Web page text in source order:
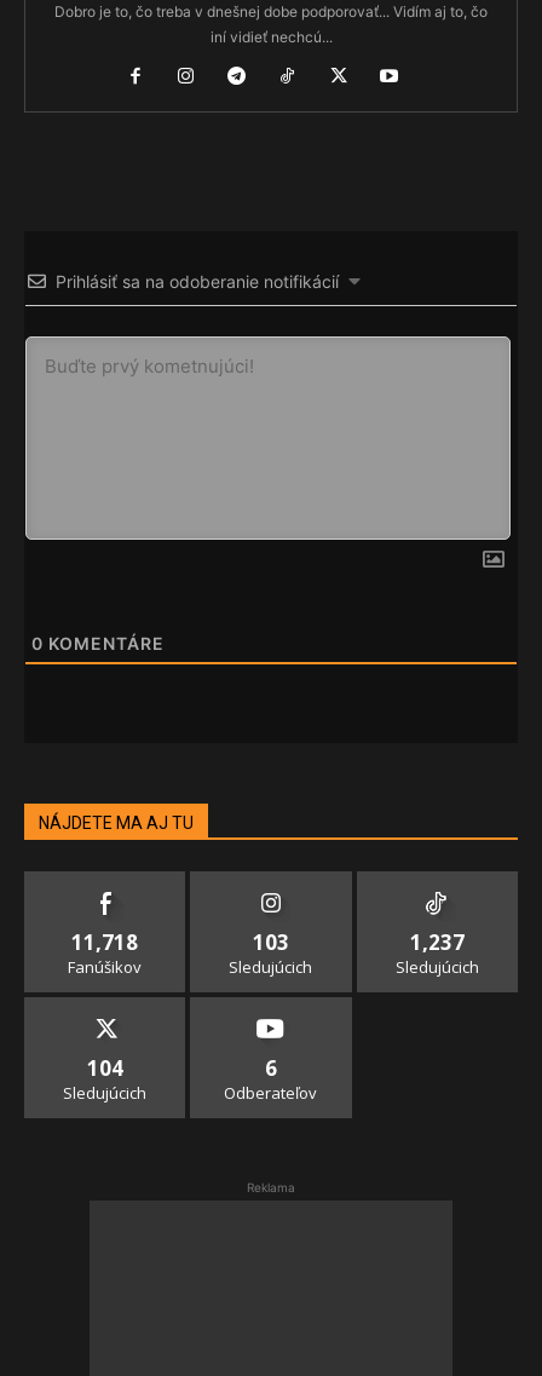
Dobro je to, čo treba v dnešnej dobe podporovať... Vidím aj to, čo
iní vidieť nechcú...
Prihlásiť sa na odoberanie notifikácií
0 KOMENTÁRE
NÁJDETE MA AJ TU
11,718
Fanúšikov
103
Sledujúcich
1,237
Sledujúcich
104
Sledujúcich
6
Odberateľov
Reklama